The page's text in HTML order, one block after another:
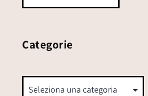
Categorie